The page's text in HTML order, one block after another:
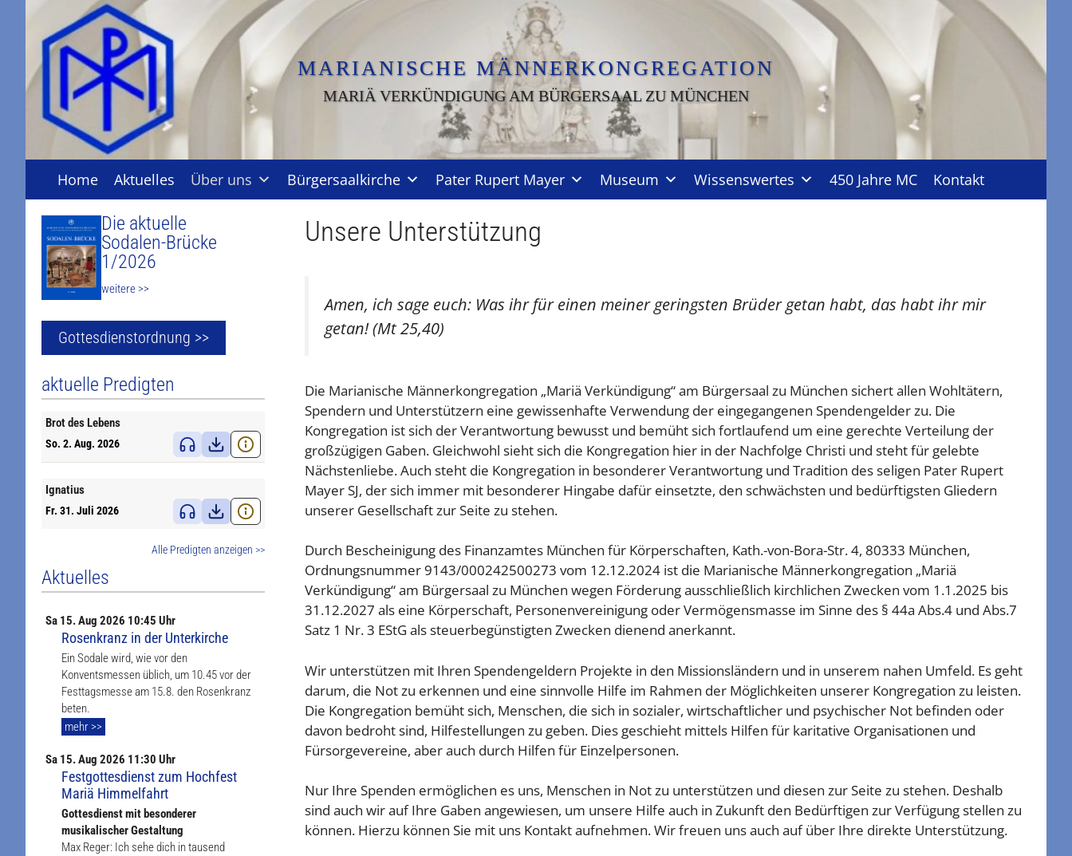
springen
MARIANISCHE MÄNNERKONGREGATION
MARIÄ VERKÜNDIGUNG AM BÜRGERSAAL ZU MÜNCHEN
Home Aktuelles Über uns Bürgersaalkirche Pater Rupert Mayer Museum Wissenswertes 450 Jahre MC Kontakt
Unsere Unterstützung
Amen, ich sage euch: Was ihr für einen meiner geringsten Brüder getan habt, das habt ihr mir
getan! (Mt 25,40)
Die Marianische Männerkongregation „Mariä Verkündigung“ am Bürgersaal zu München sichert allen Wohltätern,
Spendern und Unterstützern eine gewissenhafte Verwendung der eingegangenen Spendengelder zu. Die
Kongregation ist sich der Verantwortung bewusst und bemüht sich fortlaufend um eine gerechte Verteilung der
großzügigen Gaben. Gleichwohl sieht sich die Kongregation hier in der Nachfolge Christi und steht für gelebte
Nächstenliebe. Auch steht die Kongregation in besonderer Verantwortung und Tradition des seligen Pater Rupert
Mayer SJ, der sich immer mit besonderer Hingabe dafür einsetzte, den schwächsten und bedürftigsten Gliedern
unserer Gesellschaft zur Seite zu stehen.
Durch Bescheinigung des Finanzamtes München für Körperschaften, Kath.-von-Bora-Str. 4, 80333 München,
Ordnungsnummer 9143/000242500273 vom 12.12.2024 ist die Marianische Männerkongregation „Mariä
Verkündigung“ am Bürgersaal zu München wegen Förderung ausschließlich kirchlichen Zwecken vom 1.1.2025 bis
31.12.2027 als eine Körperschaft, Personenvereinigung oder Vermögensmasse im Sinne des § 44a Abs.4 und Abs.7
Satz 1 Nr. 3 EStG als steuerbegünstigten Zwecken dienend anerkannt.
Wir unterstützen mit Ihren Spendengeldern Projekte in den Missionsländern und in unserem nahen Umfeld. Es geht
darum, die Not zu erkennen und eine sinnvolle Hilfe im Rahmen der Möglichkeiten unserer Kongregation zu leisten.
Die Kongregation bemüht sich, Menschen, die sich in sozialer, wirtschaftlicher und psychischer Not befinden oder
davon bedroht sind, Hilfestellungen zu geben. Dies geschieht mittels Hilfen für karitative Organisationen und
Fürsorgevereine, aber auch durch Hilfen für Einzelpersonen.
Nur Ihre Spenden ermöglichen es uns, Menschen in Not zu unterstützen und diesen zur Seite zu stehen. Deshalb
sind auch wir auf Ihre Gaben angewiesen, um unsere Hilfe auch in Zukunft den Bedürftigen zur Verfügung stellen zu
können. Hierzu können Sie mit uns Kontakt aufnehmen. Wir freuen uns auch auf über Ihre direkte Unterstützung.
Die aktuelle
Sodalen-Brücke
1/2026
weitere >>
Gottesdienstordnung >>
aktuelle Predigten
Brot des Lebens
So. 2. Aug. 2026
Ignatius
Fr. 31. Juli 2026
Alle Predigten anzeigen >>
Aktuelles
Sa 15. Aug 2026 10:45 Uhr
Rosenkranz in der Unterkirche
Ein Sodale wird, wie vor den
Konventsmessen üblich, um 10.45 vor der
Festtagsmesse am 15.8. den Rosenkranz
beten.
mehr >>
Sa 15. Aug 2026 11:30 Uhr
Festgottesdienst zum Hochfest
Mariä Himmelfahrt
Gottesdienst mit besonderer
musikalischer Gestaltung
Max Reger: Ich sehe dich in tausend